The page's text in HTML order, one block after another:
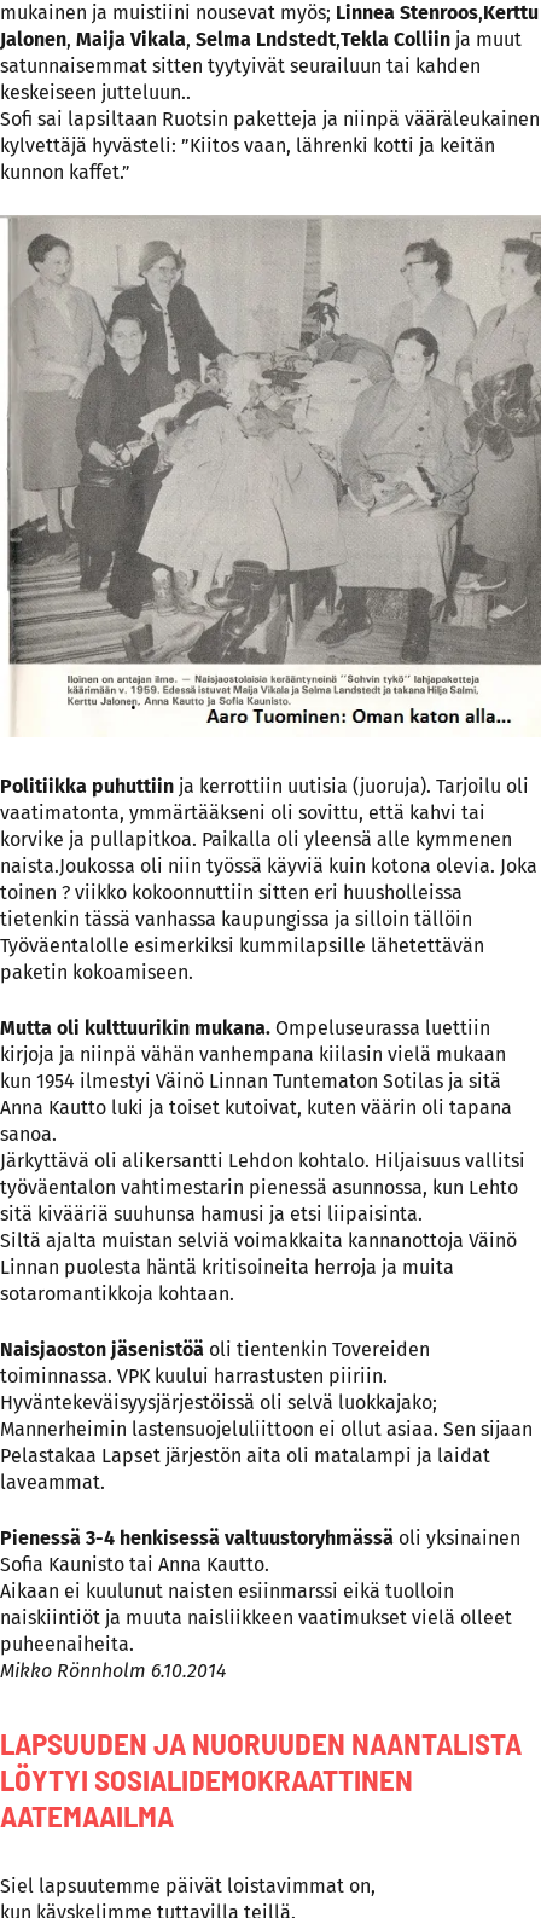
mukainen ja muistiini nousevat myös; Linnea Stenroos,Kerttu
Jalonen, Maija Vikala, Selma Lndstedt,Tekla Colliin ja muut
satunnaisemmat sitten tyytyivät seurailuun tai kahden
keskeiseen jutteluun..
Sofi sai lapsiltaan Ruotsin paketteja ja niinpä vääräleukainen
kylvettäjä hyvästeli: ”Kiitos vaan, lährenki kotti ja keitän
kunnon kaffet.”
Politiikka puhuttiin ja kerrottiin uutisia (juoruja). Tarjoilu oli
vaatimatonta, ymmärtääkseni oli sovittu, että kahvi tai
korvike ja pullapitkoa. Paikalla oli yleensä alle kymmenen
naista.Joukossa oli niin työssä käyviä kuin kotona olevia. Joka
toinen ? viikko kokoonnuttiin sitten eri huusholleissa
tietenkin tässä vanhassa kaupungissa ja silloin tällöin
Työväentalolle esimerkiksi kummilapsille lähetettävän
paketin kokoamiseen.
Mutta oli kulttuurikin mukana. Ompeluseurassa luettiin
kirjoja ja niinpä vähän vanhempana kiilasin vielä mukaan
kun 1954 ilmestyi Väinö Linnan Tuntematon Sotilas ja sitä
Anna Kautto luki ja toiset kutoivat, kuten väärin oli tapana
sanoa.
Järkyttävä oli alikersantti Lehdon kohtalo. Hiljaisuus vallitsi
työväentalon vahtimestarin pienessä asunnossa, kun Lehto
sitä kivääriä suuhunsa hamusi ja etsi liipaisinta.
Siltä ajalta muistan selviä voimakkaita kannanottoja Väinö
Linnan puolesta häntä kritisoineita herroja ja muita
sotaromantikkoja kohtaan.
Naisjaoston jäsenistöä oli tientenkin Tovereiden
toiminnassa. VPK kuului harrastusten piiriin.
Hyväntekeväisyysjärjestöissä oli selvä luokkajako;
Mannerheimin lastensuojeluliittoon ei ollut asiaa. Sen sijaan
Pelastakaa Lapset järjestön aita oli matalampi ja laidat
laveammat.
Pienessä 3-4 henkisessä valtuustoryhmässä oli yksinainen
Sofia Kaunisto tai Anna Kautto.
Aikaan ei kuulunut naisten esiinmarssi eikä tuolloin
naiskiintiöt ja muuta naisliikkeen vaatimukset vielä olleet
puheenaiheita.
Mikko Rönnholm 6.10.2014
LAPSUUDEN JA NUORUUDEN NAANTALISTA
LÖYTYI SOSIALIDEMOKRAATTINEN
AATEMAAILMA
Siel lapsuutemme päivät loistavimmat on,
kun käyskelimme tuttavilla teillä.